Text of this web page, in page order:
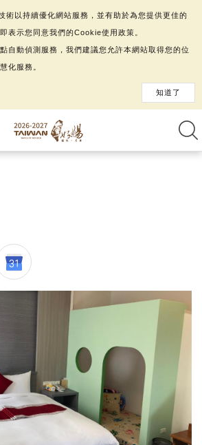
術以持續優化網站服務，並有助於為您提供更佳的
表示您同意我們的Cookie使用政策。
自動偵測服務，我們建議您允許本網站取得您的位
化服務。
知道了